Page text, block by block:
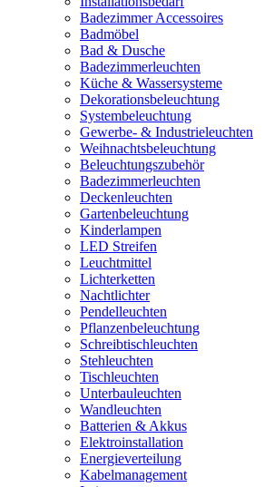
Badezimmer Accessoires
Badmöbel
Bad & Dusche
Badezimmerleuchten
Küche & Wassersysteme
Dekorationsbeleuchtung
Systembeleuchtung
Gewerbe- & Industrieleuchten
Weihnachtsbeleuchtung
Beleuchtungszubehör
Badezimmerleuchten
Deckenleuchten
Gartenbeleuchtung
Kinderlampen
LED Streifen
Leuchtmittel
Lichterketten
Nachtlichter
Pendelleuchten
Pflanzenbeleuchtung
Schreibtischleuchten
Stehleuchten
Tischleuchten
Unterbauleuchten
Wandleuchten
Batterien & Akkus
Elektroinstallation
Energieverteilung
Kabelmanagement